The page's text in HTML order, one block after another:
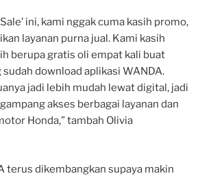
ini, kami nggak cuma kasih promo,
layanan purna jual. Kami kasih
berupa gratis oli empat kali buat
download aplikasi WANDA.
jadi lebih mudah lewat digital, jadi
akses berbagai layanan dan
Honda,” tambah Olivia
terus dikembangkan supaya makin